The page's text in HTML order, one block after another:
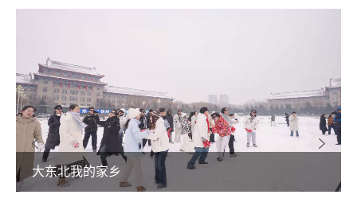
大东北我的家乡